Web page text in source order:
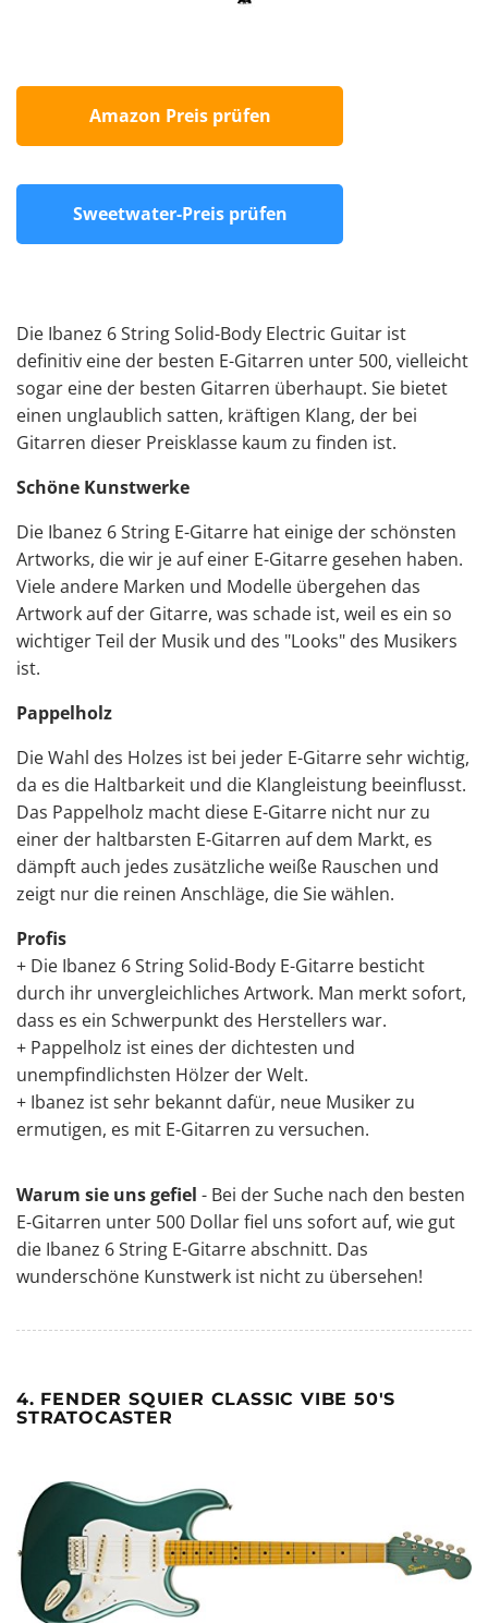
Amazon Preis prüfen
Sweetwater-Preis prüfen
Die Ibanez 6 String Solid-Body Electric Guitar ist
definitiv eine der besten E-Gitarren unter 500, vielleicht
sogar eine der besten Gitarren überhaupt. Sie bietet
einen unglaublich satten, kräftigen Klang, der bei
Gitarren dieser Preisklasse kaum zu finden ist.
Schöne Kunstwerke
Die Ibanez 6 String E-Gitarre hat einige der schönsten
Artworks, die wir je auf einer E-Gitarre gesehen haben.
Viele andere Marken und Modelle übergehen das
Artwork auf der Gitarre, was schade ist, weil es ein so
wichtiger Teil der Musik und des "Looks" des Musikers
ist.
Pappelholz
Die Wahl des Holzes ist bei jeder E-Gitarre sehr wichtig,
da es die Haltbarkeit und die Klangleistung beeinflusst.
Das Pappelholz macht diese E-Gitarre nicht nur zu
einer der haltbarsten E-Gitarren auf dem Markt, es
dämpft auch jedes zusätzliche weiße Rauschen und
zeigt nur die reinen Anschläge, die Sie wählen.
Profis
+ Die Ibanez 6 String Solid-Body E-Gitarre besticht
durch ihr unvergleichliches Artwork. Man merkt sofort,
dass es ein Schwerpunkt des Herstellers war.
+ Pappelholz ist eines der dichtesten und
unempfindlichsten Hölzer der Welt.
+ Ibanez ist sehr bekannt dafür, neue Musiker zu
ermutigen, es mit E-Gitarren zu versuchen.
Warum sie uns gefiel - Bei der Suche nach den besten
E-Gitarren unter 500 Dollar fiel uns sofort auf, wie gut
die Ibanez 6 String E-Gitarre abschnitt. Das
wunderschöne Kunstwerk ist nicht zu übersehen!
4. FENDER SQUIER CLASSIC VIBE 50'S
STRATOCASTER